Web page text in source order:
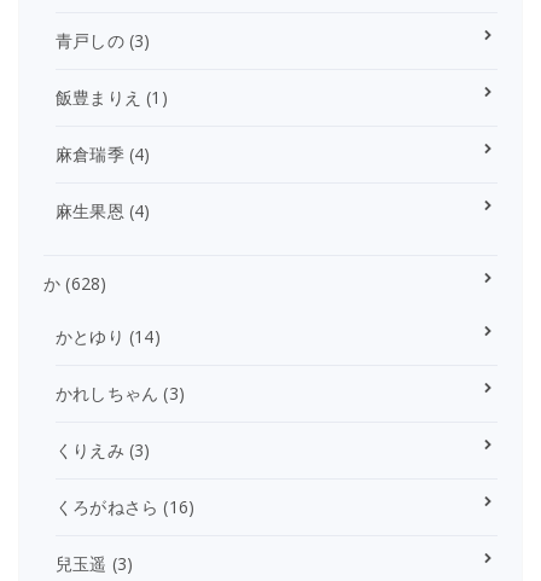
青戸しの(3)
飯豊まりえ (1)
麻倉瑞季(4)
麻生果恩 (4)
か (628)
かとゆり (14)
かれしちゃん (3)
くりえみ (3)
くろがねさら (16)
兒玉遥 (3)